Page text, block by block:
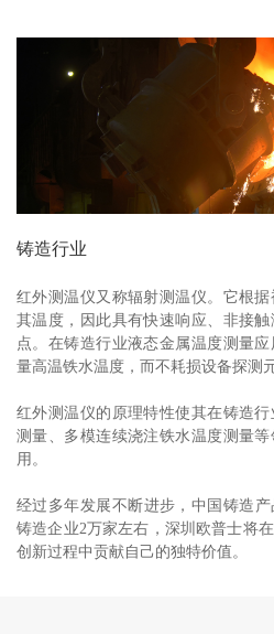
铸造行业
红外测温仪又称辐射测温仪。它根
其温度，因此具有快速响应、非接
点。在铸造行业液态金属温度测量
量高温铁水温度，而不耗损设备探测元
红外测温仪的原理特性使其在铸造
测量、多模连续浇注铁水温度测量
用。
经过多年发展不断进步，中国铸造
铸造企业2万家左右，深圳欧普士将
创新过程中贡献自己的独特价值。